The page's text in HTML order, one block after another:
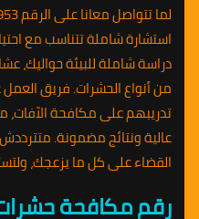
استشارة شاملة تتناسب مع
دراسة شاملة للبيئة حواليك،
من أنواع الحشرات. فريق
تدريبهم على مكافحة
عالية ونتائج مضمونة.
القضاء على كل ما يزعجك،
رقم مكافحة